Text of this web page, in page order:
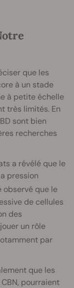
que les
à un stade
à petite échelle
très limités. En
sont bien
recherches
a révélé que le
pression
observé que le
de cellules
des
un rôle
par
que les
pourraient